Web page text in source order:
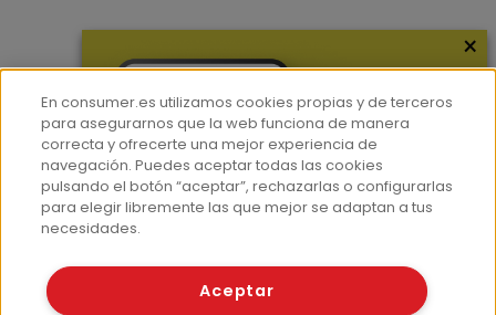
Hemeroteca
Contacto
Prensa
Corpus Lingüístico Consumer
© Fundación EROSKI
×
En consumer.es utilizamos cookies propias y de terceros
para asegurarnos que la web funciona de manera
correcta y ofrecerte una mejor experiencia de
navegación. Puedes aceptar todas las cookies
pulsando el botón “aceptar”, rechazarlas o configurarlas
para elegir libremente las que mejor se adaptan a tus
necesidades.
Aceptar